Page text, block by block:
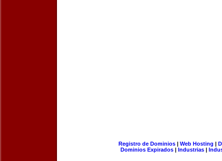
Registro de Dominios| Web Hosting |
Dominios Expirados | Industrias |